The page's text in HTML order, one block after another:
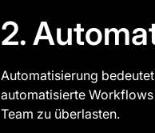
2.
Automatisierung
automatisierte
Team zu überlasten.